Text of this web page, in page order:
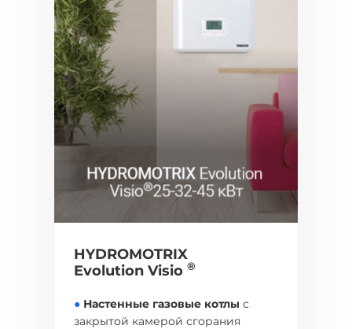
HYDROMOTRIX
Evolution Visio ®
● Настенные газовые котлы с
закрытой камерой сгорания